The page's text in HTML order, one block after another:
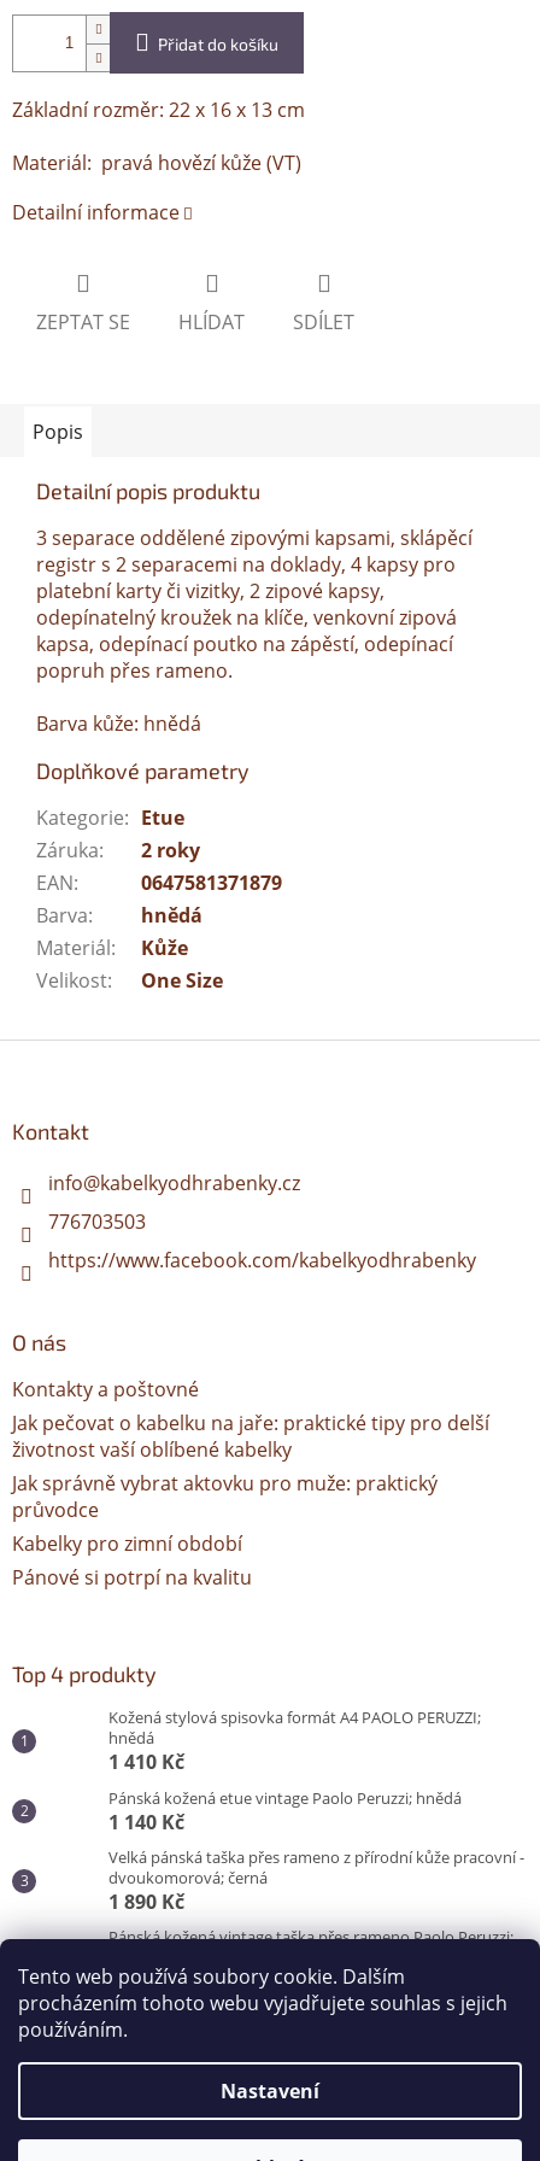
Tento web používá soubory cookie. Dalším
procházením tohoto webu vyjadřujete souhlas s jejich
používáním.
Nastavení
Přidat do košíku
Základní rozměr: 22 x 16 x 13 cm
Materiál: pravá hovězí kůže (VT)
Detailní informace
ZEPTAT SE HLÍDAT SDÍLET
Popis
Detailní popis produktu
3 separace oddělené zipovými kapsami, sklápěcí
registr s 2 separacemi na doklady, 4 kapsy pro
platební karty či vizitky, 2 zipové kapsy,
odepínatelný kroužek na klíče, venkovní zipová
kapsa, odepínací poutko na zápěstí, odepínací
popruh přes rameno.
Barva kůže: hnědá
Doplňkové parametry
Kategorie: Etue
Záruka:
2 roky
EAN:
0647581371879
Barva:
hnědá
Materiál:
Kůže
Velikost: One Size
Kontakt
info@kabelkyodhrabenky.cz
776703503
https://www.facebook.com/kabelkyodhrabenky
O nás
Kontakty a poštovné
Jak pečovat o kabelku na jaře: praktické tipy pro delší
životnost vaší oblíbené kabelky
Jak správně vybrat aktovku pro muže: praktický
průvodce
Kabelky pro zimní období
Pánové si potrpí na kvalitu
Top 4 produkty
Kožená stylová spisovka formát A4 PAOLO PERUZZI;
hnědá
1 410 Kč
Pánská kožená etue vintage Paolo Peruzzi; hnědá
1 140 Kč
Velká pánská taška přes rameno z přírodní kůže pracovní -
dvoukomorová; černá
1 890 Kč
Pánská kožená vintage taška přes rameno Paolo Peruzzi;
3 100 Kč
Vytvořil Shoptet
Copyright 2026Kabelky od Hraběnky. Všechna práva